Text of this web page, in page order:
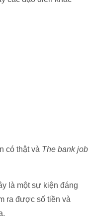
có thật và The bank job
là một sự kiện đáng
ra được số tiền và